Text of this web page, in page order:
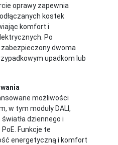
oprawy zapewnia
kostek
komfort i
Po
dwoma
upadkom lub
możliwości
w tym moduły DALI,
dziennego i
Funkcje te
energetyczną i komfort